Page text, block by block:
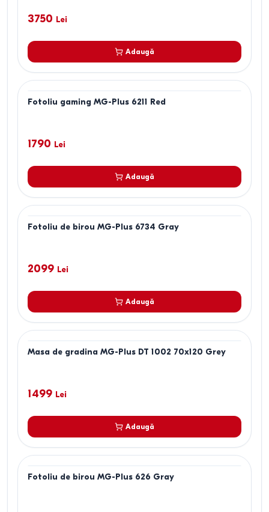
3750 Lei
Adaugă
Fotoliu gaming MG-Plus 6211 Red
1790 Lei
Adaugă
Fotoliu de birou MG-Plus 6734 Gray
2099 Lei
Adaugă
Masa de gradina MG-Plus DT 1002 70x120 Grey
1499 Lei
Adaugă
Fotoliu de birou MG-Plus 626 Gray